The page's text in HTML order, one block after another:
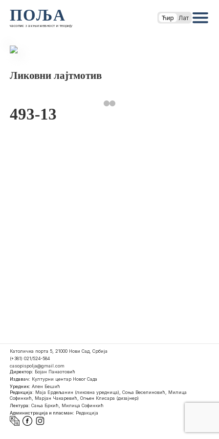
ПОЉА
часопис за књижевност и теорију
Ћир Лат
Ликовни лајтмотив
493-13
Католичка порта 5, 21000 Нови Сад, Србија
(+381) 021/524-584
casopispolja@gmail.com
Директор: Бојан Панаотовић
Издавач: Културни центар Новог Сада
Уредник: Ален Бешић
Редакција: Маја Ердељанин (ликовна уредница), Соња Веселиновић, Милица
Софинкић, Марјан Чакаревић, Огњен Клисара (дизајнер)
Лектура: Сања Бркић, Милица Софинкић
Администрација и пласман: Редакција